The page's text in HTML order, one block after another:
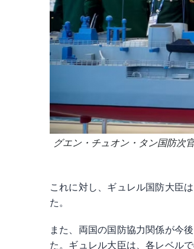
グエン・チュオン・タン国防次
これに対し、ギュレル国防大臣
た。
また、両国の国防協力関係が今
た。ギュレル大臣は、各レベル